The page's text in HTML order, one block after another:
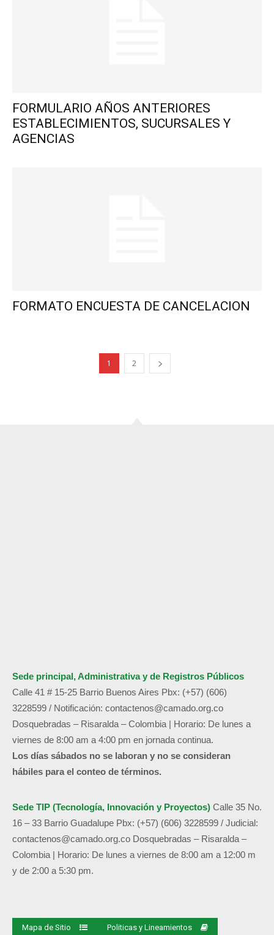
FORMULARIO AÑOS ANTERIORES
ESTABLECIMIENTOS, SUCURSALES Y
AGENCIAS
FORMATO ENCUESTA DE CANCELACION
1 2
Sede principal, Administrativa y de Registros Públicos
Calle 41 # 15-25 Barrio Buenos Aires Pbx: (+57) (606)
3228599 / Notificación: contactenos@camado.org.co
Dosquebradas – Risaralda – Colombia | Horario: De lunes a
viernes de 8:00 am a 4:00 pm en jornada continua.
Los días sábados no se laboran y no se consideran
hábiles para el conteo de términos.
Sede TIP (Tecnología, Innovación y Proyectos) Calle 35 No.
16 – 33 Barrio Guadalupe Pbx: (+57) (606) 3228599 / Judicial:
contactenos@camado.org.co Dosquebradas – Risaralda –
Colombia | Horario: De lunes a viernes de 8:00 am a 12:00 m
y de 2:00 a 5:30 pm.
Mapa de Sitio Politicas y Lineamientos